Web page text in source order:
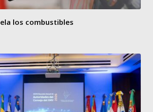
los combustibles